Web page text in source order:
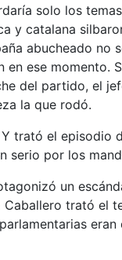
solo los
catalana
abucheado
ese momento.
del partido, el
la que rodó.
Y trató el episodio
serio por los
un
trató el